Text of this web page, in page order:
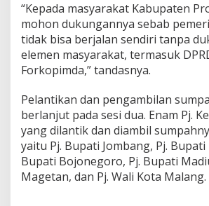
“Kepada masyarakat Kabupaten
mohon dukungannya sebab
tidak bisa berjalan sendiri tanpa
elemen masyarakat, termasuk
Forkopimda,” tandasnya.
Pelantikan dan pengambilan
berlanjut pada sesi dua. Enam Pj.
yang dilantik dan diambil
yaitu Pj. Bupati Jombang, Pj.
Bupati Bojonegoro, Pj. Bupati
Magetan, dan Pj. Wali Kota